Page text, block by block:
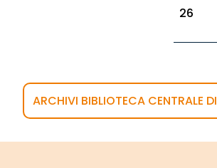
26
ARCHIVI BIBLIOTECA CENTRALE